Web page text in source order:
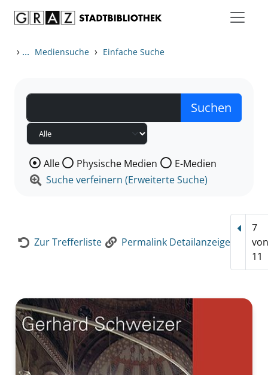
› ... Mediensuche › Einfache Suche
Wählen Sie die Medienart nach der Sie suchen wollen.
Alle Physische Medien
E-Medien
Suche verfeinern (Erweiterte Suche)
Zur Trefferliste Permalink Detailanzeige
7
11